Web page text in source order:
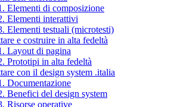
Elementi di composizione
Elementi interattivi
Elementi testuali (microtesti)
e costruire in alta fedeltà
Layout di pagina
Prototipi in alta fedeltà
con il design system .italia
Documentazione
Benefici del design system
Risorse operative